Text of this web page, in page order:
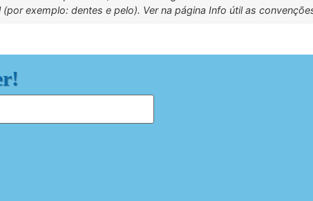
exemplo: dentes e pelo). Ver na página Info útil as